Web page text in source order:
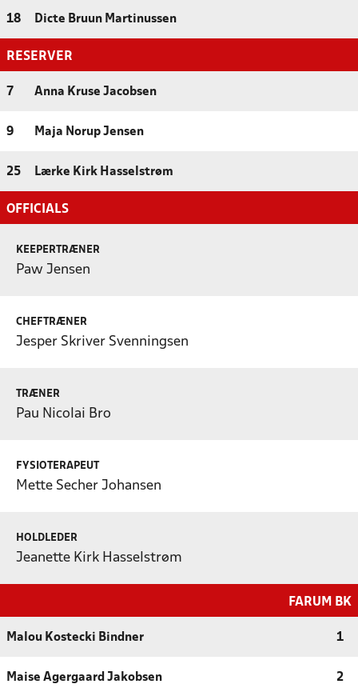
18 Dicte Bruun Martinussen
RESERVER
7 Anna Kruse Jacobsen
9 Maja Norup Jensen
25 Lærke Kirk Hasselstrøm
OFFICIALS
KEEPERTRÆNER
Paw Jensen
CHEFTRÆNER
Jesper Skriver Svenningsen
TRÆNER
Pau Nicolai Bro
FYSIOTERAPEUT
Mette Secher Johansen
HOLDLEDER
Jeanette Kirk Hasselstrøm
FARUM BK
Malou Kostecki Bindner 1
Maise Agergaard Jakobsen 2